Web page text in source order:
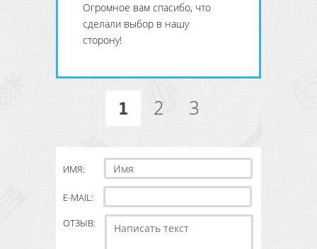
Огромное вам спасибо, что
сделали выбор в нашу
сторону!
1 2 3
ИМЯ:
E-MAIL:
ОТЗЫВ: